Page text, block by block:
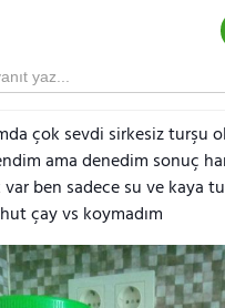
çok sevdi sirkesiz turşu
ama denedim sonuç
ben sadece su ve kaya
çay vs koymadım